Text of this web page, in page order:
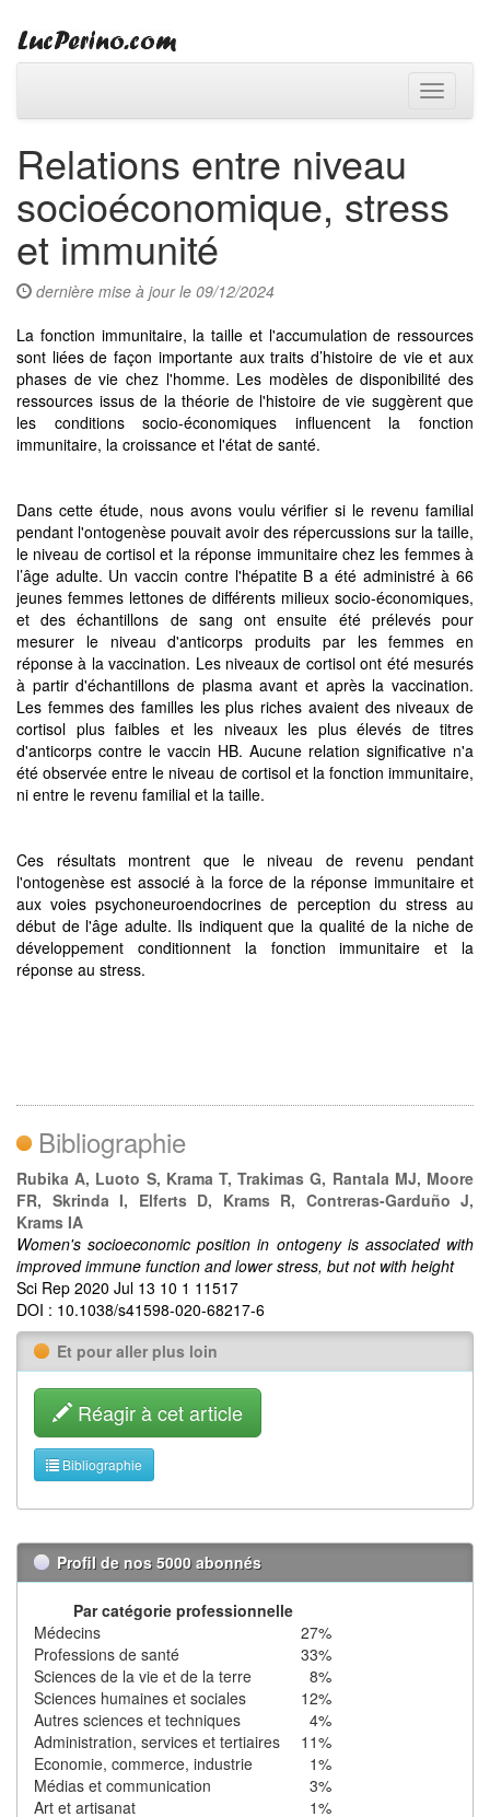
Toggle
Relations entre niveau
socioéconomique, stress
et immunité
dernière mise à jour le 09/12/2024
La fonction immunitaire, la taille et l'accumulation de ressources
sont liées de façon importante aux traits d’histoire de vie et aux
phases de vie chez l'homme. Les modèles de disponibilité des
ressources issus de la théorie de l'histoire de vie suggèrent que
les conditions socio-économiques influencent la fonction
immunitaire, la croissance et l'état de santé.
Dans cette étude, nous avons voulu vérifier si le revenu familial
pendant l'ontogenèse pouvait avoir des répercussions sur la taille,
le niveau de cortisol et la réponse immunitaire chez les femmes à
l’âge adulte. Un vaccin contre l'hépatite B a été administré à 66
jeunes femmes lettones de différents milieux socio-économiques,
et des échantillons de sang ont ensuite été prélevés pour
mesurer le niveau d'anticorps produits par les femmes en
réponse à la vaccination. Les niveaux de cortisol ont été mesurés
à partir d'échantillons de plasma avant et après la vaccination.
Les femmes des familles les plus riches avaient des niveaux de
cortisol plus faibles et les niveaux les plus élevés de titres
d'anticorps contre le vaccin HB. Aucune relation significative n'a
été observée entre le niveau de cortisol et la fonction immunitaire,
ni entre le revenu familial et la taille.
Ces résultats montrent que le niveau de revenu pendant
l'ontogenèse est associé à la force de la réponse immunitaire et
aux voies psychoneuroendocrines de perception du stress au
début de l'âge adulte. Ils indiquent que la qualité de la niche de
développement conditionnent la fonction immunitaire et la
réponse au stress.
Bibliographie
Rubika A, Luoto S, Krama T, Trakimas G, Rantala MJ, Moore
FR, Skrinda I, Elferts D, Krams R, Contreras-Garduño J,
Krams IA
Women's socioeconomic position in ontogeny is associated with
improved immune function and lower stress, but not with height
Sci Rep 2020 Jul 13 10 1 11517
DOI : 10.1038/s41598-020-68217-6
Et pour aller plus loin
Réagir à cet article
Bibliographie
Profil de nos 5000 abonnés
Par catégorie professionnelle
Médecins
27%
Professions de santé
33%
Sciences de la vie et de la terre
8%
Sciences humaines et sociales
12%
Autres sciences et techniques
4%
Administration, services et tertiaires
11%
Economie, commerce, industrie
1%
Médias et communication
3%
Art et artisanat
1%